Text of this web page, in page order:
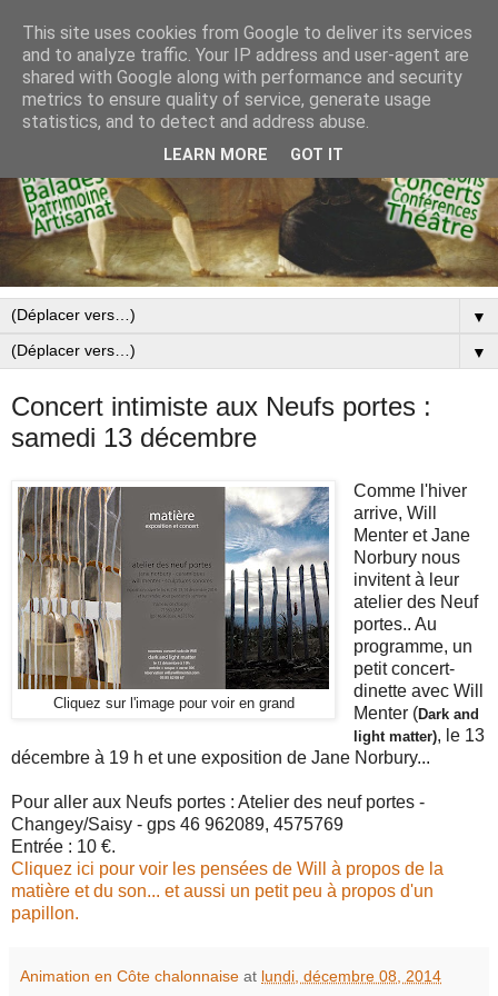
▼
▼
Concert intimiste aux Neufs portes :
samedi 13 décembre
Cliquez sur l'image pour voir en grand
Comme l'hiver
arrive, Will
Menter et Jane
Norbury nous
invitent à leur
atelier des Neuf
portes.. Au
programme, un
petit concert-
dinette avec Will
Menter (Dark and
light matter), le 13
décembre à 19 h et une exposition de Jane Norbury...
Pour aller aux Neufs portes : Atelier des neuf portes -
Changey/Saisy - gps 46 962089, 4575769
Entrée : 10 €.
Cliquez ici pour voir les pensées de Will à propos de la
matière et du son... et aussi un petit peu à propos d'un
papillon.
Animation en Côte chalonnaise at lundi, décembre 08, 2014
This site uses cookies from Google to deliver its services
and to analyze traffic. Your IP address and user-agent are
shared with Google along with performance and security
metrics to ensure quality of service, generate usage
statistics, and to detect and address abuse.
LEARN MORE GOT IT